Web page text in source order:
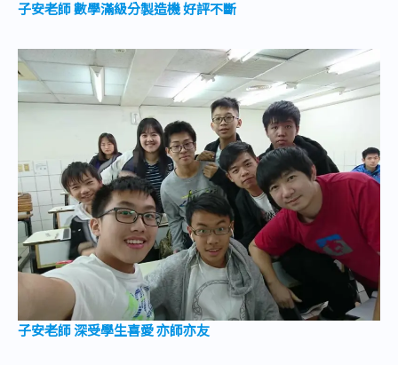
子安老師 數學滿級分製造機 好評不斷
子安老師 深受學生喜愛 亦師亦友